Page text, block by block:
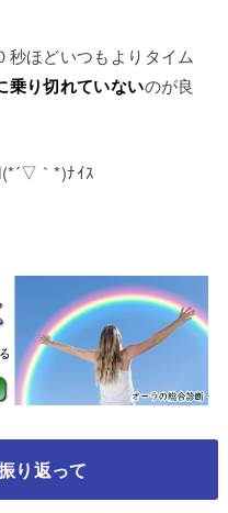
秒ほどいつもよりタイム
乗り切れていないのが良
｀*)ﾅｲｽ
り返って